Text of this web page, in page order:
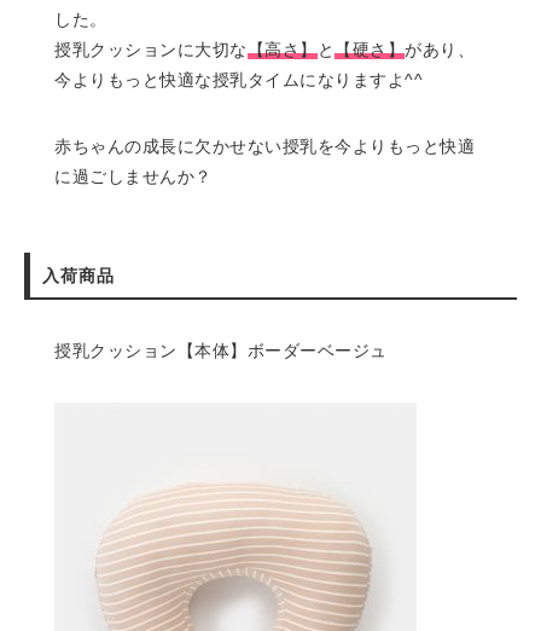
した。
授乳クッションに大切な【高さ】と【硬さ】があり、
今よりもっと快適な授乳タイムになりますよ^^
赤ちゃんの成長に欠かせない授乳を今よりもっと快適
に過ごしませんか？
入荷商品
授乳クッション【本体】ボーダーベージュ